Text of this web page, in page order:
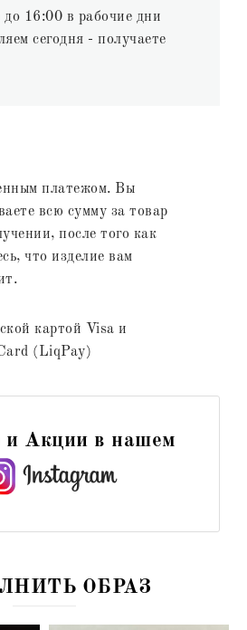
до 16:00 в рабочие дни
сегодня - получаете
платежом. Вы
всю сумму за товар
после того как
что изделие вам
картой Visa и
(LiqPay)
и Акции в нашем
ОБРАЗ